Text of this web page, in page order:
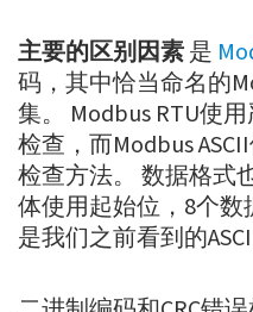
主要的区别因素是
码，其中恰当命名的
集。 Modbus RTU使
检查，而Modbus
检查方法。 数据格式
体使用起始位，8个
是我们之前看到的